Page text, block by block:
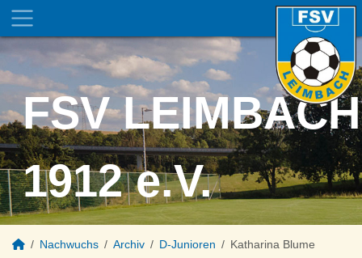
FSV LEIMBACH
1912 e.V.
Nachwuchs Archiv D-Junioren Katharina Blume